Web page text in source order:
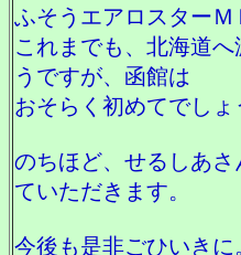
ふそうエアロスターＭ
これまでも、北海道
うですが、函館は
おそらく初めてでしょ
のちほど、せるしあ
ていただきます。
今後も是非ごひいきに